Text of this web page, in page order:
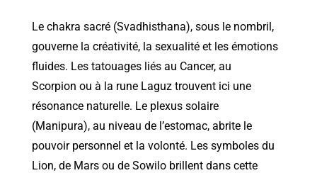
Le chakra sacré (Svadhisthana), sous le nombril,
gouverne la créativité, la sexualité et les émotions
fluides. Les tatouages liés au Cancer, au
Scorpion ou à la rune Laguz trouvent ici une
résonance naturelle. Le plexus solaire
(Manipura), au niveau de l’estomac, abrite le
pouvoir personnel et la volonté. Les symboles du
Lion, de Mars ou de Sowilo brillent dans cette